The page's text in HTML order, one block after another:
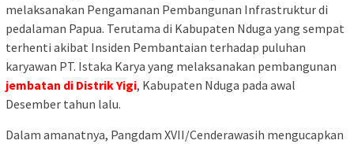
melaksanakan Pengamanan Pembangunan Infrastruktur di
pedalaman Papua. Terutama di Kabupaten Nduga yang sempat
terhenti akibat Insiden Pembantaian terhadap puluhan
karyawan PT. Istaka Karya yang melaksanakan pembangunan
jembatan di Distrik Yigi, Kabupaten Nduga pada awal
Desember tahun lalu.
Dalam amanatnya, Pangdam XVII/Cenderawasih mengucapkan